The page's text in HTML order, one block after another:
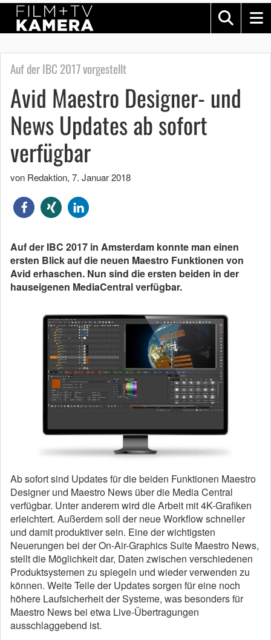
Auf der IBC 2017 vorgestellt
Avid Maestro Designer- und
News Updates ab sofort
verfügbar
von Redaktion, 7. Januar 2018
Auf der IBC 2017 in Amsterdam konnte man einen
ersten Blick auf die neuen Maestro Funktionen von
Avid erhaschen. Nun sind die ersten beiden in der
hauseigenen MediaCentral verfügbar.
Ab sofort sind Updates für die beiden Funktionen Maestro
Designer und Maestro News über die Media Central
verfügbar. Unter anderem wird die Arbeit mit 4K-Grafiken
erleichtert. Außerdem soll der neue Workflow schneller
und damit produktiver sein. Eine der wichtigsten
Neuerungen bei der On-Air-Graphics Suite Maestro News,
stellt die Möglichkeit dar, Daten zwischen verschiedenen
Produktsystemen zu spiegeln und wieder verwenden zu
können. Weite Teile der Updates sorgen für eine noch
höhere Laufsicherheit der Systeme, was besonders für
Maestro News bei etwa Live-Übertragungen
ausschlaggebend ist.